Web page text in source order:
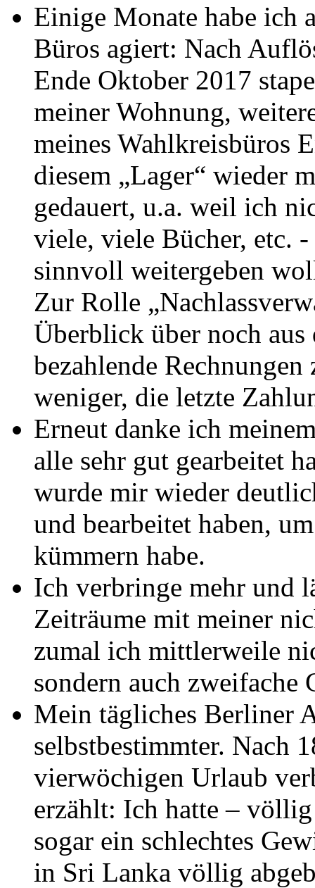
Einige Monate habe ich
Büros agiert: Nach
Ende Oktober 2017
meiner Wohnung,
meines Wahlkreisbüros
diesem „Lager“ wieder
gedauert, u.a. weil ich
viele, viele Bücher, etc. -
sinnvoll weitergeben
Zur Rolle
Überblick über noch
bezahlende
weniger, die letzte
Erneut danke ich
alle sehr gut gearbeitet
wurde mir wieder
und bearbeitet haben,
kümmern habe.
Ich verbringe mehr und
Zeiträume mit meiner
zumal ich mittlerweile
sondern auch zweifache
Mein tägliches Berliner
selbstbestimmter. Nach
vierwöchigen Urlaub
erzählt: Ich hatte –
sogar ein schlechtes
in Sri Lanka völlig